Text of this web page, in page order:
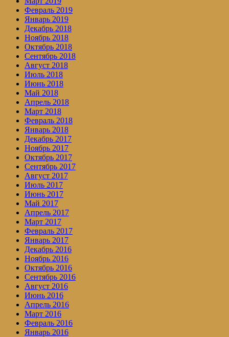
Февраль 2019
Январь 2019
Декабрь 2018
Ноябрь 2018
Октябрь 2018
Сентябрь 2018
Август 2018
Июль 2018
Июнь 2018
Май 2018
Апрель 2018
Март 2018
Февраль 2018
Январь 2018
Декабрь 2017
Ноябрь 2017
Октябрь 2017
Сентябрь 2017
Август 2017
Июль 2017
Июнь 2017
Май 2017
Апрель 2017
Март 2017
Февраль 2017
Январь 2017
Декабрь 2016
Ноябрь 2016
Октябрь 2016
Сентябрь 2016
Август 2016
Июнь 2016
Апрель 2016
Март 2016
Февраль 2016
Январь 2016